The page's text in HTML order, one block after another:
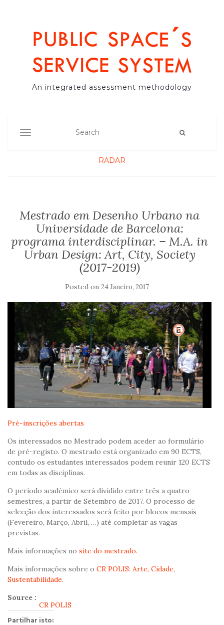
An integrated assessment methodology
TOGGLE NAVIGATION
RADAR
Mestrado em Desenho Urbano na
Universidade de Barcelona:
programa interdisciplinar. – M.A. in
Urban Design: Art, City, Society
(2017-2019)
Posted on 24 Janeiro, 2017
Pré-inscrições abertas
Os interessados no Mestrado podem aceder ao formulário
de pré-registo. O mestrado está organizado em 90 ECTS,
contudo os estudantes interessados podem reunir 120 ECTS
em todas as disciplinas.
O período académico será dividido entre três a quatro
semestres, a partir de Setembro de 2017. O processo de
selecção dos interessados será feito por blocos mensais
(Fevereiro, Março, Abril, …) até completar as vagas
previstas.
Mais informações no site do mestrado.
Mais informações sobre o CR POLIS: Arte, Cidade,
Sustentabilidade.
Source :
CR POLIS
Partilhar isto: